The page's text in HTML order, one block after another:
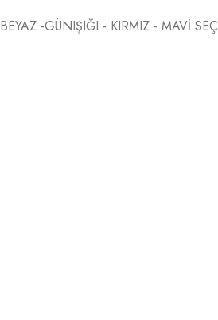
BEYAZ -GÜNIŞIĞI - KIRMIZ - MAVİ